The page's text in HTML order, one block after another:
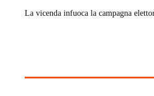
La vicenda infuoca la campagna